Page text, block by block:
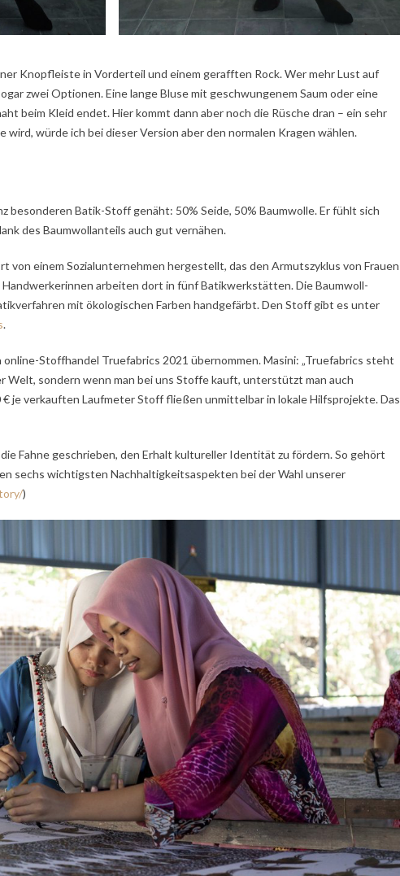
Knopfleiste in Vorderteil und einem gerafften Rock. Wer mehr Lust auf
zwei Optionen. Eine lange Bluse mit geschwungenem Saum oder eine
beim Kleid endet. Hier kommt dann aber noch die Rüsche dran – ein sehr
wird, würde ich bei dieser Version aber den normalen Kragen wählen.
besonderen Batik-Stoff genäht: 50% Seide, 50% Baumwolle. Er fühlt sich
des Baumwollanteils auch gut vernähen.
von einem Sozialunternehmen hergestellt, das den Armutszyklus von Frauen
Handwerkerinnen arbeiten dort in fünf Batikwerkstätten. Die Baumwoll-
mit ökologischen Farben handgefärbt. Den Stoff gibt es unter
.
online-Stoffhandel Truefabrics 2021 übernommen. Masini: „Truefabrics steht
Welt, sondern wenn man bei uns Stoffe kauft, unterstützt man auch
je verkauften Laufmeter Stoff fließen unmittelbar in lokale Hilfsprojekte. Das
Fahne geschrieben, den Erhalt kultureller Identität zu fördern. So gehört
sechs wichtigsten Nachhaltigkeitsaspekten bei der Wahl unserer
)